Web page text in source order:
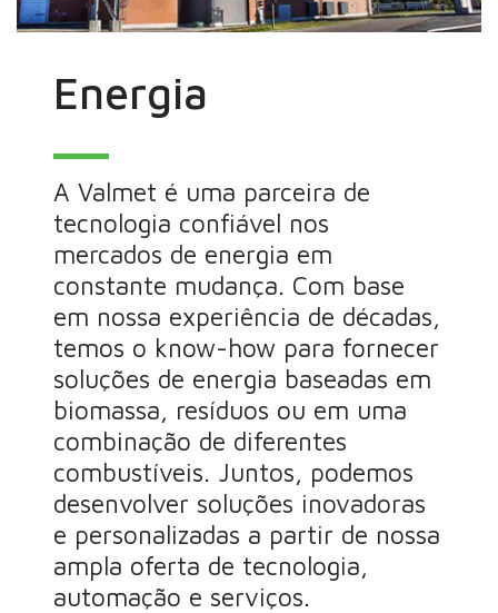
Energia
A Valmet é uma parceira de
tecnologia confiável nos
mercados de energia em
constante mudança. Com base
em nossa experiência de décadas,
temos o know-how para fornecer
soluções de energia baseadas em
biomassa, resíduos ou em uma
combinação de diferentes
combustíveis. Juntos, podemos
desenvolver soluções inovadoras
e personalizadas a partir de nossa
ampla oferta de tecnologia,
automação e serviços.